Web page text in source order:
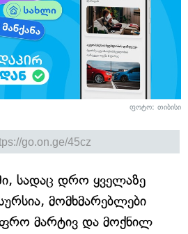
ფოტო: თიბისი
სადაც დრო ყველაზე
მომხმარებლები
მარტივ და მოქნილ